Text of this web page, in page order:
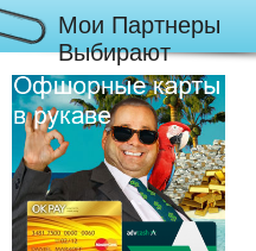
Мои Партнеры
Выбирают